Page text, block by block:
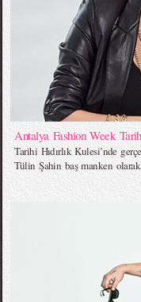
Antalya Fashion Week
Tarihi Hıdırlık Kulesi’nde
Tülin Şahin baş manken